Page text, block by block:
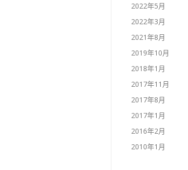
2022年5月
2022年3月
2021年8月
2019年10月
2018年1月
2017年11月
2017年8月
2017年1月
2016年2月
2010年1月